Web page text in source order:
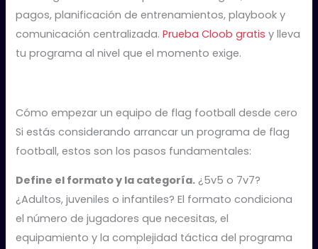
pagos, planificación de entrenamientos, playbook y
comunicación centralizada.Prueba Cloob gratis y lleva
tu programa al nivel que el momento exige.
Cómo empezar un equipo de flag football desde cero
Si estás considerando arrancar un programa de flag
football, estos son los pasos fundamentales:
Define el formato y la categoría. ¿5v5 o 7v7?
¿Adultos, juveniles o infantiles? El formato condiciona
el número de jugadores que necesitas, el
equipamiento y la complejidad táctica del programa